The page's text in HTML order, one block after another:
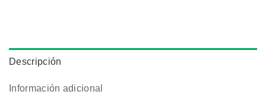
Descripción
Información adicional